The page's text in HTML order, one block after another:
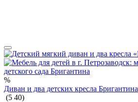
%
Диван и два детских кресла Бригантина
(5 40)